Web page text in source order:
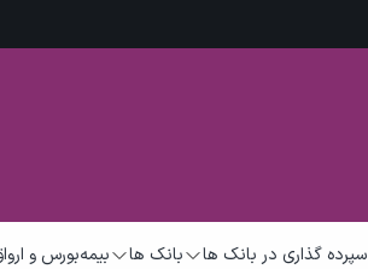
سپرده گذاری در بانک ها بانک ها بیمهبورس و